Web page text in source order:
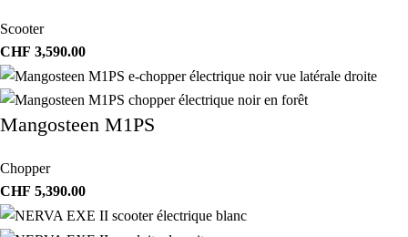
Scooter
CHF 3,590.00
Mangosteen M1PS
Chopper
CHF 5,390.00